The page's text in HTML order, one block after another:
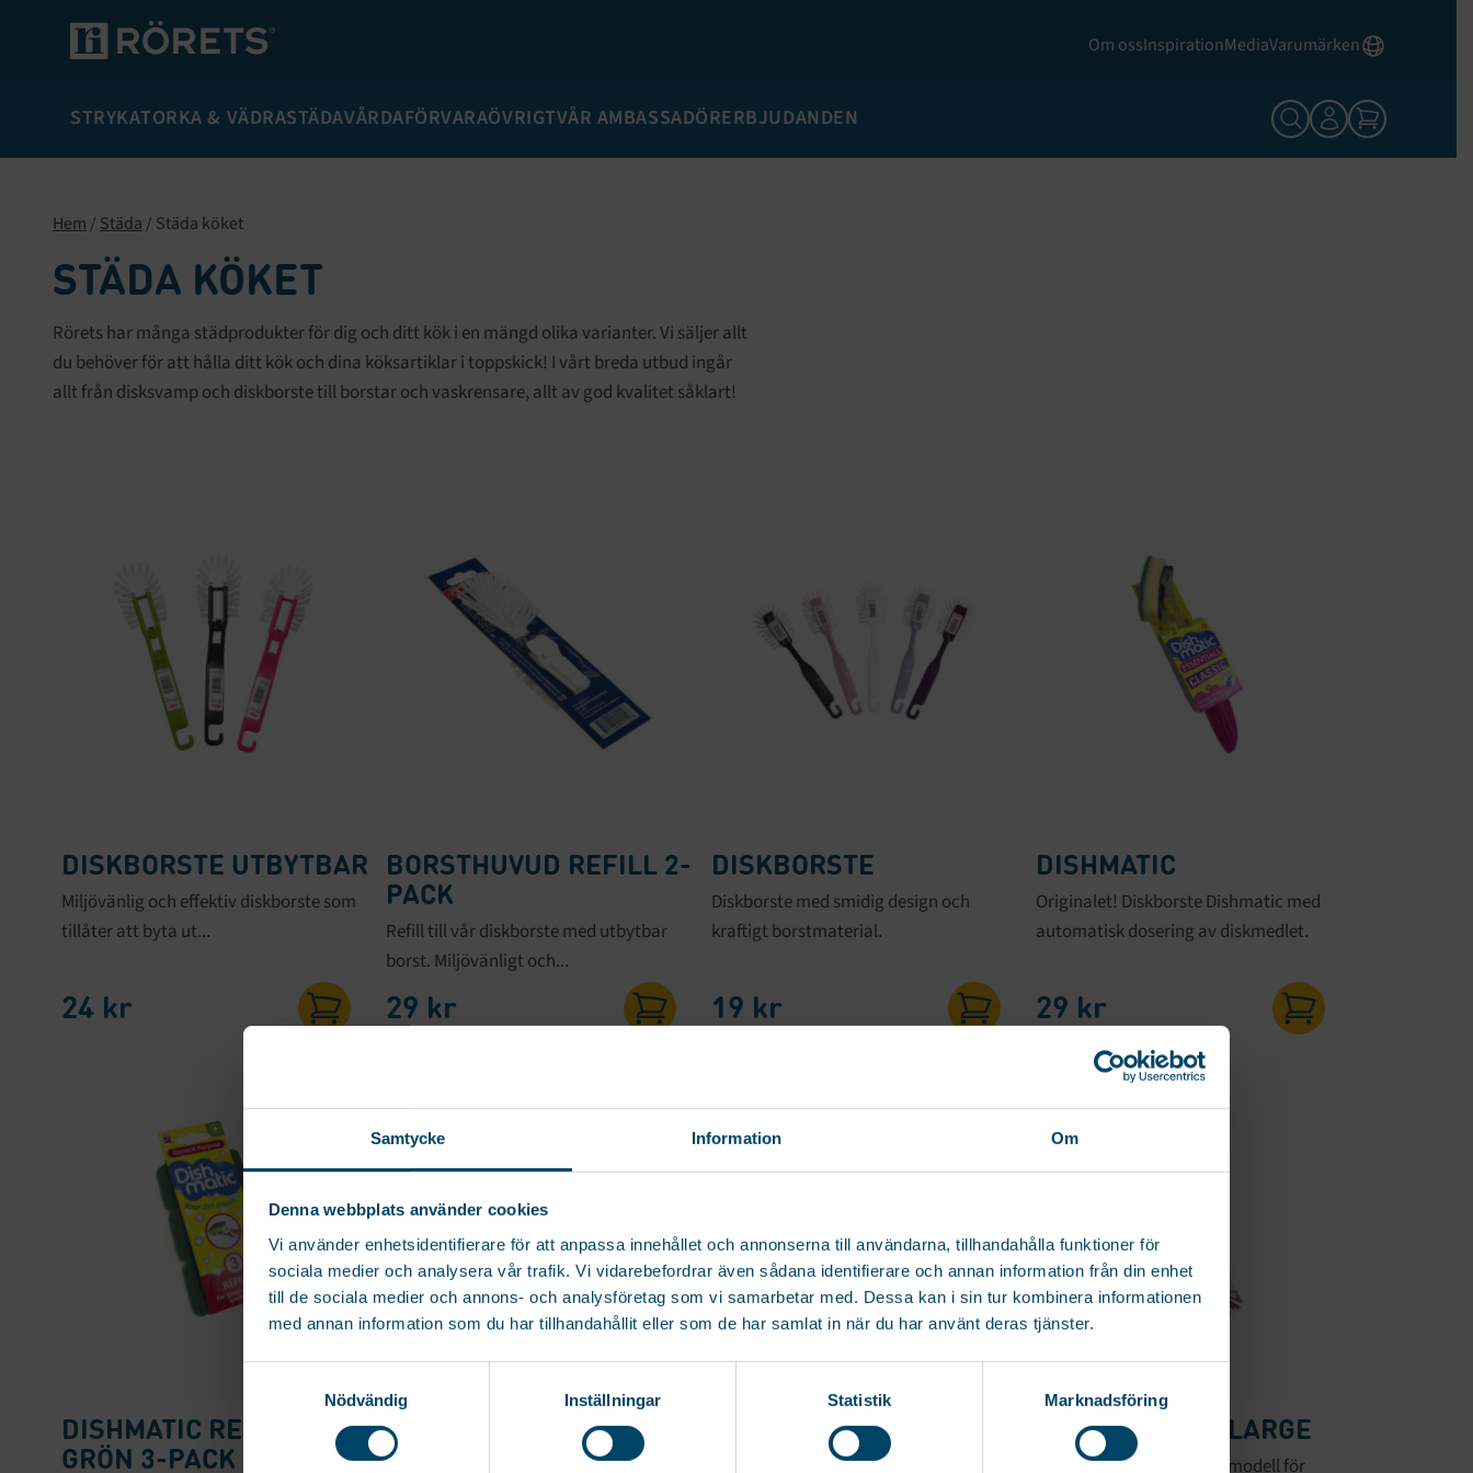
Samtycke Information Om
Denna webbplats använder cookies
Vi använder enhetsidentifierare för att anpassa innehållet och annonserna till användarna, tillhandahålla funktioner för
sociala medier och analysera vår trafik. Vi vidarebefordrar även sådana identifierare och annan information från din enhet
till de sociala medier och annons- och analysföretag som vi samarbetar med. Dessa kan i sin tur kombinera informationen
med annan information som du har tillhandahållit eller som de har samlat in när du har använt deras tjänster.
Nödvändig
Inställningar Statistik Marknadsföring
Om ossInspirationMediaVarumärken
STRYKATORKA & VÄDRASTÄDAVÅRDAFÖRVARAÖVRIGTVÅR AMBASSADÖRERBJUDANDEN
Hem / Städa / Städa köket
STÄDA KÖKET
Rörets har många städprodukter för dig och ditt kök i en mängd olika varianter. Vi säljer allt
du behöver för att hålla ditt kök och dina köksartiklar i toppskick! I vårt breda utbud ingår
allt från disksvamp och diskborste till borstar och vaskrensare, allt av god kvalitet såklart!
DISKBORSTE UTBYTBAR
Miljövänlig och effektiv diskborste som
tillåter att byta ut...
24 kr
BORSTHUVUD REFILL 2-
PACK
Refill till vår diskborste med utbytbar
borst. Miljövänligt och...
29 kr
DISKBORSTE
Diskborste med smidig design och
kraftigt borstmaterial.
19 kr
DISHMATIC
Originalet! Diskborste Dishmatic med
automatisk dosering av diskmedlet.
29 kr
DISHMATIC REFILL
GRÖN 3-PACK
DISHMATIC REFILL VIT
3-PACK
DISHMATIC REFILL
SVART 3-PACK
FLASKBORSTE LARGE
Flaskborste av extra stor modell för
REGISTRERA DIG OCH FÅ 15% PÅ
DIN FÖRSTA ORDER!
andra!
Namn
Email*